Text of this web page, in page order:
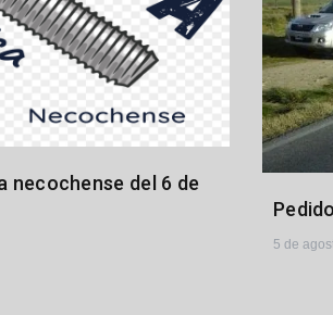
necochense del 6 de
5 de